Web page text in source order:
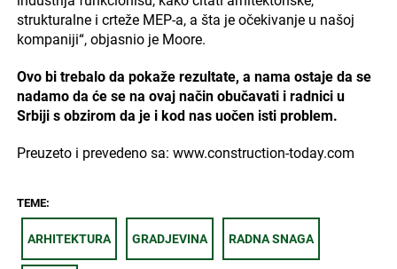
strukturalne i crteže MEP-a, a šta je očekivanje u našoj
kompaniji“, objasnio je Moore.
Ovo bi trebalo da pokaže rezultate, a nama ostaje da se
nadamo da će se na ovaj način obučavati i radnici u
Srbiji s obzirom da je i kod nas uočen isti problem.
Preuzeto i prevedeno sa: www.construction-today.com
TEME:
ARHITEKTURA GRADJEVINA RADNA SNAGA